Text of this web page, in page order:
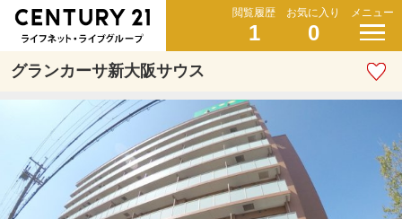
閲覧履歴
1
お気に入り
0
メニュー
グランカーサ新大阪サウス